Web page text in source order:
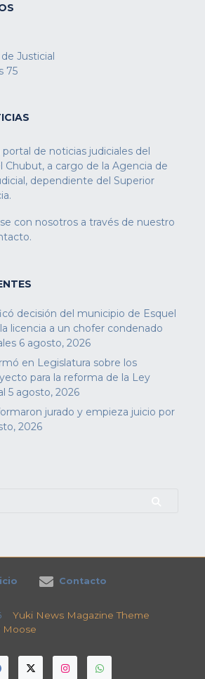
Justicial
75
de noticias judiciales del
Chubut, a cargo de la Agencia de
dependiente del Superior
con nosotros a través de nuestro
.
decisión del municipio de Esquel
licencia a un chofer condenado
6 agosto, 2026
en Legislatura sobre los
para la reforma de la Ley
5 agosto, 2026
jurado y empieza juicio por
2026
Contacto
Yuki News Magazine Theme
Moose